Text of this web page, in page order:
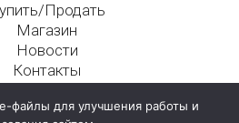
Продать
Магазин
Новости
Контакты
Никитский пер., д. 4а, стр. 1
файлы для улучшения работы и